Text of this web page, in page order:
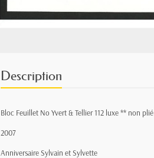
Description
Bloc Feuillet No Yvert & Tellier 112 luxe ** non plié
2007
Anniversaire Sylvain et Sylvette